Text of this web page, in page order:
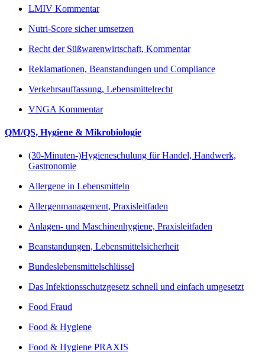
LMIV Kommentar
Nutri-Score sicher umsetzen
Recht der Süßwarenwirtschaft, Kommentar
Reklamationen, Beanstandungen und Compliance
Verkehrsauffassung, Lebensmittelrecht
VNGA Kommentar
QM/QS, Hygiene & Mikrobiologie
(30-Minuten-)Hygieneschulung für Handel, Handwerk,
Gastronomie
Allergene in Lebensmitteln
Allergenmanagement, Praxisleitfaden
Anlagen- und Maschinenhygiene, Praxisleitfaden
Beanstandungen, Lebensmittelsicherheit
Bundeslebensmittelschlüssel
Das Infektionsschutzgesetz schnell und einfach umgesetzt
Food Fraud
Food & Hygiene
Food & Hygiene PRAXIS